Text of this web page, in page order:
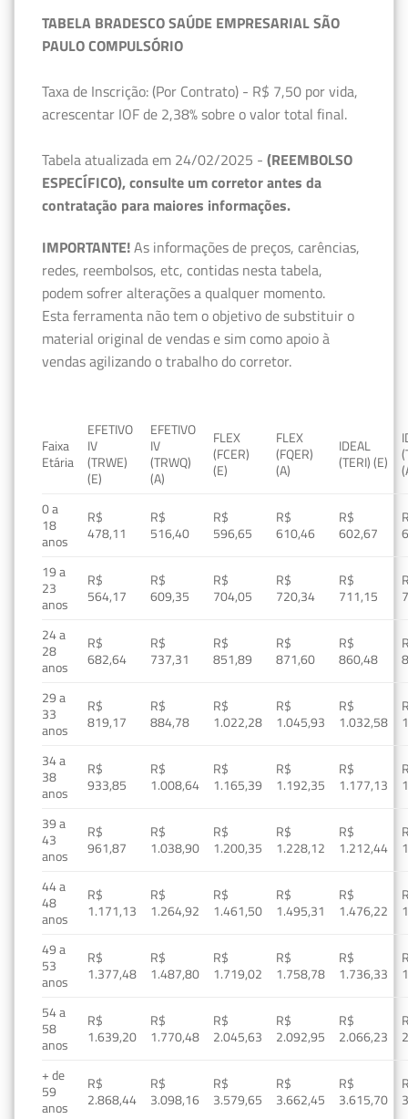
TABELA BRADESCO SAÚDE EMPRESARIAL SÃO
PAULO COMPULSÓRIO
Taxa de Inscrição: (Por Contrato) - R$ 7,50 por vida,
acrescentar IOF de 2,38% sobre o valor total final.
Tabela atualizada em 24/02/2025 - (REEMBOLSO
ESPECÍFICO), consulte um corretor antes da
contratação para maiores informações.
IMPORTANTE!As informações de preços, carências,
redes, reembolsos, etc, contidas nesta tabela,
podem sofrer alterações a qualquer momento.
Esta ferramenta não tem o objetivo de substituir o
material original de vendas e sim como apoio à
vendas agilizando o trabalho do corretor.
Faixa
Etária
EFETIVO
IV
(TRWE)
(E)
EFETIVO
IV
(TRWQ)
(A)
FLEX
(FCER)
(E)
FLEX
(FQER)
(A)
IDEAL
(TERI) (E)
0 a
18
anos
R$
478,11
R$
516,40
R$
596,65
R$
610,46
R$
602,67
19 a
23
anos
R$
564,17
R$
609,35
R$
704,05
R$
720,34
R$
711,15
24 a
28
anos
R$
682,64
R$
737,31
R$
851,89
R$
871,60
R$
860,48
29 a
33
anos
R$
819,17
R$
884,78
R$
1.022,28
R$
1.045,93
R$
1.032,58
34 a
38
anos
R$
933,85
R$
1.008,64
R$
1.165,39
R$
1.192,35
R$
1.177,13
39 a
43
anos
R$
961,87
R$
1.038,90
R$
1.200,35
R$
1.228,12
R$
1.212,44
44 a
48
anos
R$
1.171,13
R$
1.264,92
R$
1.461,50
R$
1.495,31
R$
1.476,22
49 a
53
anos
R$
1.377,48
R$
1.487,80
R$
1.719,02
R$
1.758,78
R$
1.736,33
54 a
58
anos
R$
1.639,20
R$
1.770,48
R$
2.045,63
R$
2.092,95
R$
2.066,23
+ de
59
anos
R$
2.868,44
R$
3.098,16
R$
3.579,65
R$
3.662,45
R$
3.615,70